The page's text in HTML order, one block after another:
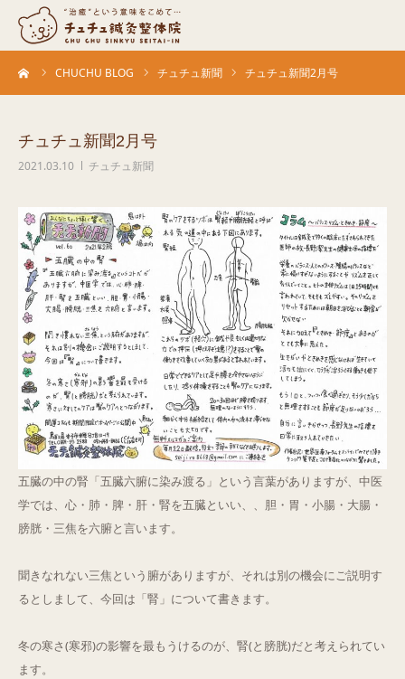
CHUCHU BLOG チュチュ新聞 チュチュ新聞2月号
チュチュ新聞2月号
2021.03.10 チュチュ新聞
五臓の中の腎「五臓六腑に染み渡る」という言葉がありますが、中医
学では、心・肺・脾・肝・腎を五臓といい、、胆・胃・小腸・大腸・
膀胱・三焦を六腑と言います。
聞きなれない三焦という腑がありますが、それは別の機会にご説明す
るとしまして、今回は「腎」について書きます。
冬の寒さ(寒邪)の影響を最もうけるのが、腎(と膀胱)だと考えられてい
ます。
当院について
お客さまの声
症例
ACCESS
ブログ
Q&A
ご予約・お問合せ